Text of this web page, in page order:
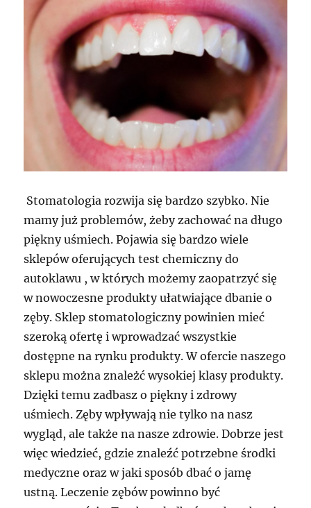
Stomatologia rozwija się bardzo szybko. Nie
mamy już problemów, żeby zachować na długo
piękny uśmiech. Pojawia się bardzo wiele
sklepów oferujących test chemiczny do
autoklawu , w których możemy zaopatrzyć się
w nowoczesne produkty ułatwiające dbanie o
zęby. Sklep stomatologiczny powinien mieć
szeroką ofertę i wprowadzać wszystkie
dostępne na rynku produkty. W ofercie naszego
sklepu można znależć wysokiej klasy produkty.
Dzięki temu zadbasz o piękny i zdrowy
uśmiech. Zęby wpływają nie tylko na nasz
wygląd, ale także na nasze zdrowie. Dobrze jest
więc wiedzieć, gdzie znaleźć potrzebne środki
medyczne oraz w jaki sposób dbać o jamę
ustną. Leczenie zębów powinno być